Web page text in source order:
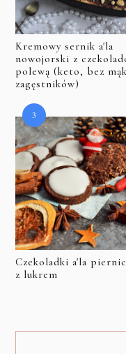
Kremowy sernik a'la
nowojorski z
polewą (keto, bez
zagęstników)
Czekoladki a'la
z lukrem